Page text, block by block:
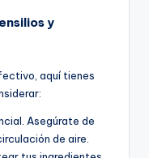
y
aquí tienes
Asegúrate de
de aire.